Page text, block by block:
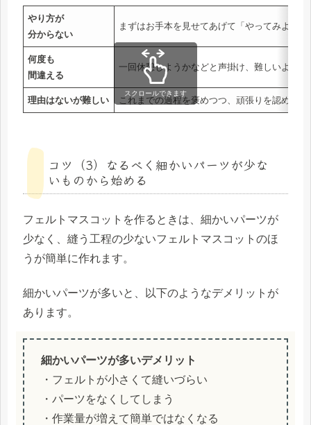
やり方が
分からない
まずはお手本を見せてあげて「やってみよう
何度も
間違える
一回休憩しようかなどと声掛け、難しいよね
理由はないが難しい これまでの過程を褒めつつ、頑張りを認め、
スクロールできます
コツ（3）なるべく細かいパーツが少な
いものから始める
フェルトマスコットを作るときは、細かいパーツが
少なく、縫う工程の少ないフェルトマスコットのほ
うが簡単に作れます。
細かいパーツが多いと、以下のようなデメリットが
あります。
細かいパーツが多いデメリット
・フェルトが小さくて縫いづらい
・パーツをなくしてしまう
・作業量が増えて簡単ではなくなる